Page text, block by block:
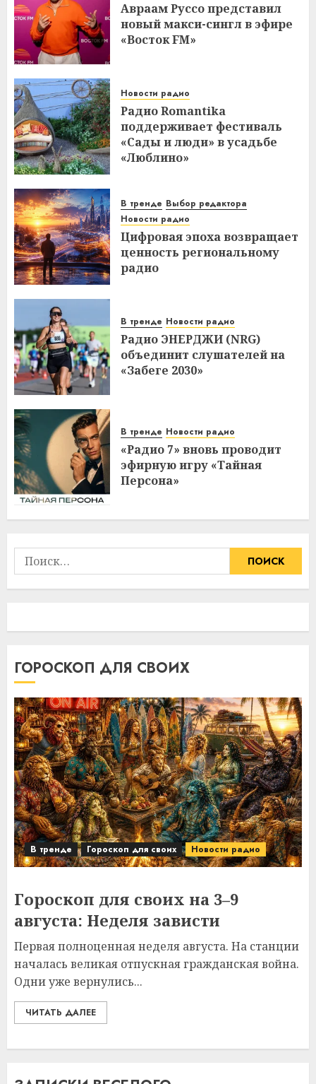
Авраам Руссо представил
новый макси-сингл в эфире
«Восток FM»
Новости радио
Радио Romantika
поддерживает фестиваль
«Сады и люди» в усадьбе
«Люблино»
В тренде Выбор редактора
Новости радио
Цифровая эпоха возвращает
ценность региональному
радио
В тренде Новости радио
Радио ЭНЕРДЖИ (NRG)
объединит слушателей на
«Забеге 2030»
В тренде Новости радио
«Радио 7» вновь проводит
эфирную игру «Тайная
Персона»
Найти:
ГОРОСКОП ДЛЯ СВОИХ
В тренде Гороскоп для своих Новости радио
Гороскоп для своих на 3–9
августа: Неделя зависти
Первая полноценная неделя августа. На станции
началась великая отпускная гражданская война.
Одни уже вернулись...
ЧИТАТЬ ДАЛЕЕ